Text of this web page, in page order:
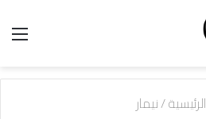
الرئيسية/نيمار